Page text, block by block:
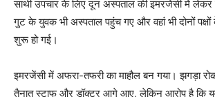
साथी उपचार के लिए दून अस्पताल की इमरजेंसी में
गुट के युवक भी अस्पताल पहुंच गए और वहां भी दोनों पक्षों के
शुरू हो गई।
इमरजेंसी में अफरा-तफरी का माहौल बन गया। झगड़ा
तैनात स्टाफ और डॉक्टर आगे आए, लेकिन आरोप है कि